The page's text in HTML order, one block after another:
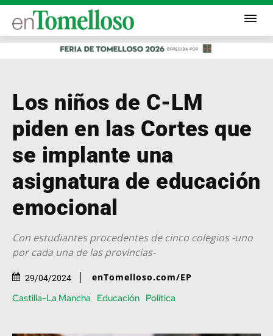
Los niños de C-LM
piden en las Cortes que
se implante una
asignatura de educación
emocional
Con estudiantes procedentes de cinco colegios -uno
por cada una de las provincias-
29/04/2024 enTomelloso.com/EP
Castilla-La Mancha Educación Política